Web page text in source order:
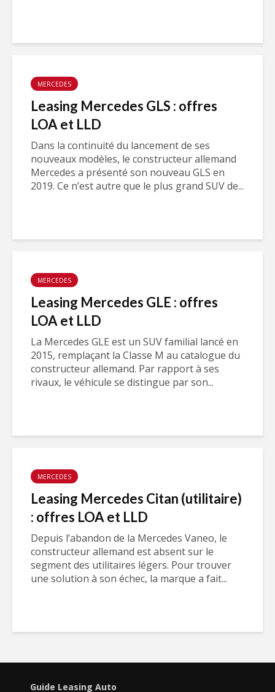
MERCEDES
Leasing Mercedes GLS : offres
LOA et LLD
Dans la continuité du lancement de ses
nouveaux modèles, le constructeur allemand
Mercedes a présenté son nouveau GLS en
2019. Ce n’est autre que le plus grand SUV de...
MERCEDES
Leasing Mercedes GLE : offres
LOA et LLD
La Mercedes GLE est un SUV familial lancé en
2015, remplaçant la Classe M au catalogue du
constructeur allemand. Par rapport à ses
rivaux, le véhicule se distingue par son...
MERCEDES
Leasing Mercedes Citan (utilitaire)
: offres LOA et LLD
Depuis l’abandon de la Mercedes Vaneo, le
constructeur allemand est absent sur le
segment des utilitaires légers. Pour trouver
une solution à son échec, la marque a fait...
Guide Leasing Auto